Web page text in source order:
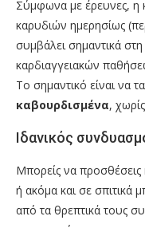
Σύμφωνα με έρευνες, η
καρυδιών ημερησίως
συμβάλει σημαντικά
καρδιαγγειακών
Το σημαντικό είναι να
καβουρδισμένα,
Ιδανικός
Μπορείς να προσθέσεις
ή ακόμα και σε σπιτικά
από τα θρεπτικά τους